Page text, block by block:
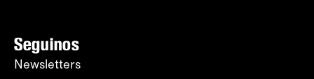
Seguinos
Newsletters